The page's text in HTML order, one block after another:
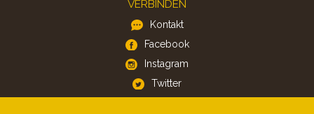
VERBINDEN
Kontakt
Facebook
Instagram
Twitter